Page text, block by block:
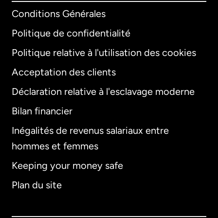
Conditions Générales
Politique de confidentialité
Politique relative à l'utilisation des cookies
Acceptation des clients
Déclaration relative à l'esclavage moderne
Bilan financier
Inégalités de revenus salariaux entre
hommes et femmes
Keeping your money safe
Plan du site
International
Allemagne